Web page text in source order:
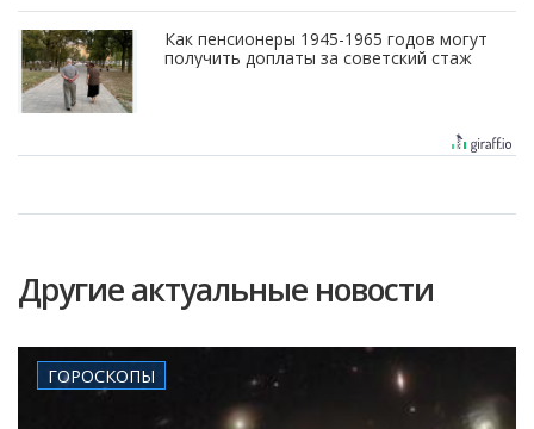
Как пенсионеры 1945-1965 годов могут
получить доплаты за советский стаж
Другие актуальные новости
ГОРОСКОПЫ